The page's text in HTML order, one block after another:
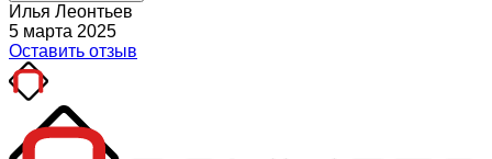
Илья Леонтьев
5 марта 2025
Оставить отзыв